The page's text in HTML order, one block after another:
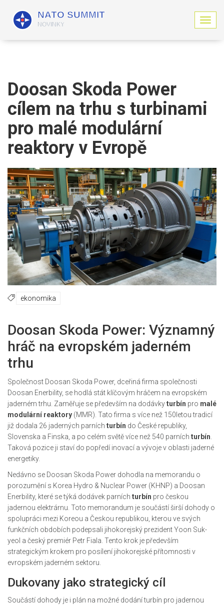
Z
o
n
Doosan Skoda Power
cílem na trhu s turbinami
pro malé modulární
reaktory v Evropě
ekonomika
Doosan Skoda Power: Významný
hráč na evropském jaderném
trhu
Společnost Doosan Skoda Power, dceřiná firma společnosti
Doosan Enerbility, se hodlá stát klíčovým hráčem na evropském
jaderném trhu. Zaměřuje se především na dodávkyturbín pro malé
modulární reaktory (MMR). Tato firma s více než 150letou tradicí
již dodala 26 jaderných parních turbín do České republiky,
Slovenska a Finska, a po celém světě více než 540 parních turbín
Taková pozice ji staví do popředí inovací a vývoje v oblasti jaderné
energetiky.
Nedávno se Doosan Skoda Power dohodla na memorandu o
porozumění s Korea Hydro & Nuclear Power (KHNP) a Doosan
Enerbility, které se týká dodávek parních turbín pro českou
jadernou elektrárnu. Toto memorandum je součástí širší dohody o
spolupráci mezi Koreou a Českou republikou, kterou ve svých
funkčních obdobích podepsali jihokorejský prezident Yoon Suk-
yeol a český premiér Petr Fiala. Tento krok je především
strategickým krokem pro posílení jihokorejské přítomnosti v
evropském jaderném sektoru.
Dukovany jako strategický cíl
Součástí dohody je i plán na možné dodání turbín pro jadernou